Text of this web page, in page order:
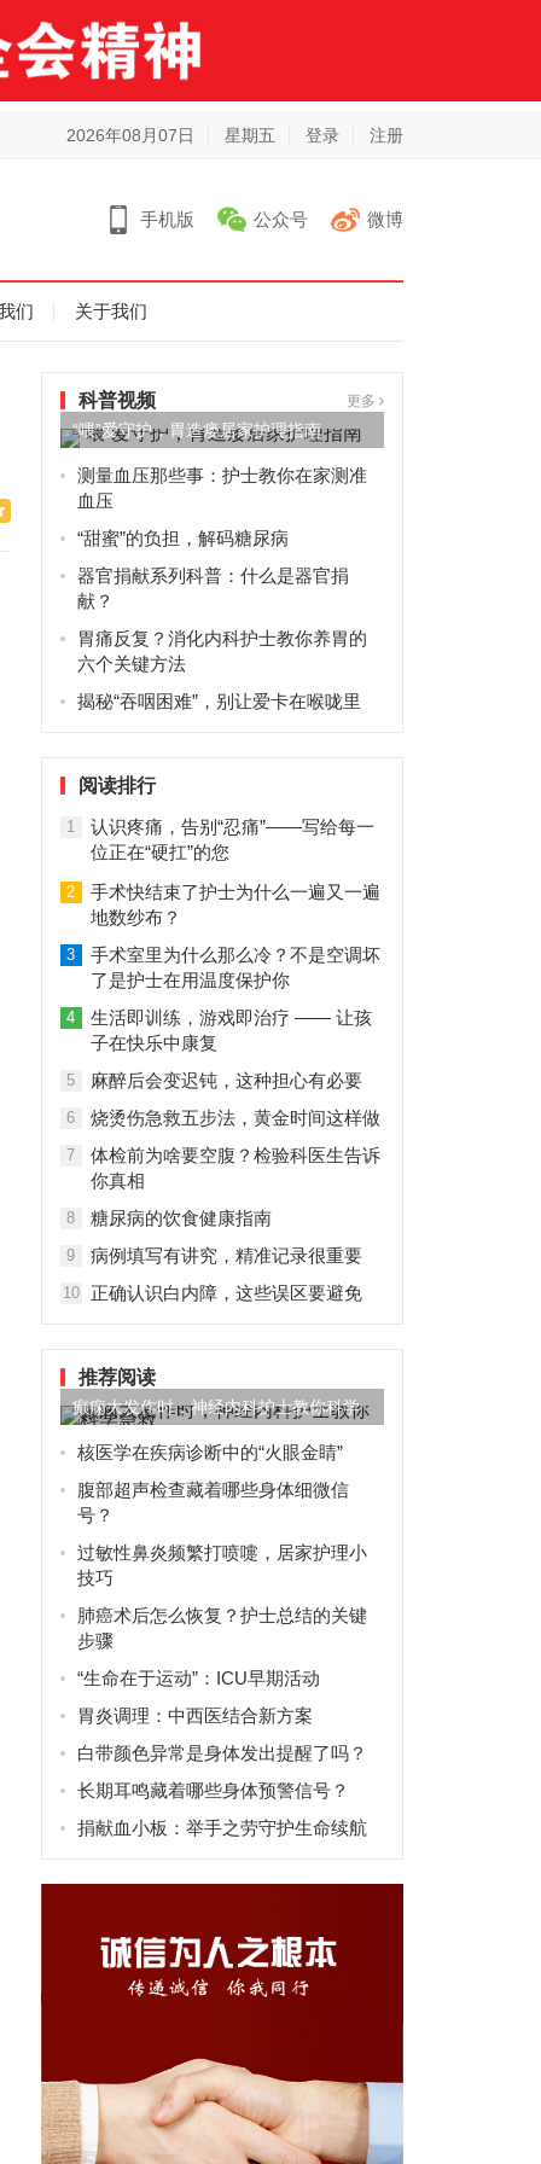
2026年08月07日 星期五 登录 注册
手机版 公众号 微博
们 关于我们
科普视频 更多
“喂”爱守护，胃造瘘居家护理指南
测量血压那些事：护士教你在家测准
血压
“甜蜜”的负担，解码糖尿病
器官捐献系列科普：什么是器官捐
献？
胃痛反复？消化内科护士教你养胃的
六个关键方法
揭秘“吞咽困难”，别让爱卡在喉咙里
阅读排行
1
认识疼痛，告别“忍痛”——写给每一
位正在“硬扛”的您
2
手术快结束了护士为什么一遍又一遍
地数纱布？
3
手术室里为什么那么冷？不是空调坏
了是护士在用温度保护你
4
生活即训练，游戏即治疗 —— 让孩
子在快乐中康复
5 麻醉后会变迟钝，这种担心有必要
6 烧烫伤急救五步法，黄金时间这样做
7
体检前为啥要空腹？检验科医生告诉
你真相
8 糖尿病的饮食健康指南
9 病例填写有讲究，精准记录很重要
10 正确认识白内障，这些误区要避免
推荐阅读
癫痫大发作时，神经内科护士教你科学
急救
核医学在疾病诊断中的“火眼金睛”
腹部超声检查藏着哪些身体细微信
号？
过敏性鼻炎频繁打喷嚏，居家护理小
技巧
肺癌术后怎么恢复？护士总结的关键
步骤
“生命在于运动”：ICU早期活动
胃炎调理：中西医结合新方案
白带颜色异常是身体发出提醒了吗？
长期耳鸣藏着哪些身体预警信号？
捐献血小板：举手之劳守护生命续航